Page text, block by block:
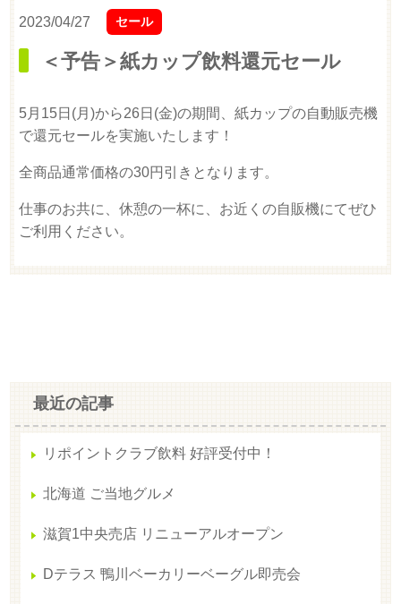
2023/04/27 セール
＜予告＞紙カップ飲料還元セール
5月15日(月)から26日(金)の期間、紙カップの自動販売機
で還元セールを実施いたします！
全商品通常価格の30円引きとなります。
仕事のお共に、休憩の一杯に、お近くの自販機にてぜひ
ご利用ください。
最近の記事
リポイントクラブ飲料 好評受付中！
北海道 ご当地グルメ
滋賀1中央売店 リニューアルオープン
Dテラス 鴨川ベーカリーベーグル即売会